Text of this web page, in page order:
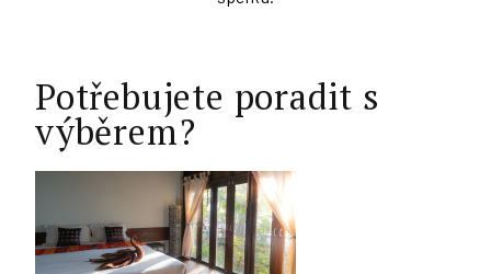
Potřebujete poradit s
výběrem?